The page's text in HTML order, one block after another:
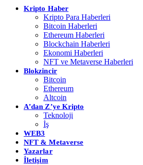
Kripto Haber
Kripto Para Haberleri
Bitcoin Haberleri
Ethereum Haberleri
Blockchain Haberleri
Ekonomi Haberleri
NFT ve Metaverse Haberleri
Blokzincir
Bitcoin
Ethereum
Altcoin
A’dan Z’ye Kripto
Teknoloji
İş
WEB3
NFT & Metaverse
Yazarlar
İletişim